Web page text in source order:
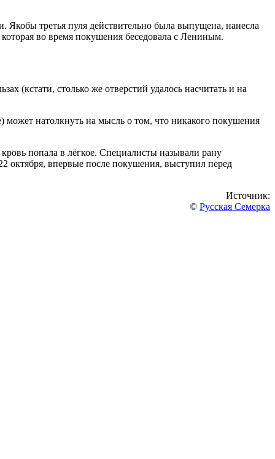
третья пуля действительно была выпущена, нанесла
во время покушения беседовала с Лениным.
(кстати, столько же отверстий удалось насчитать и на
натолкнуть на мысль о том, что никакого покушения
попала в лёгкое. Специалисты называли рану
октября, впервые после покушения, выступил перед
Источник:
© Русская Семерка